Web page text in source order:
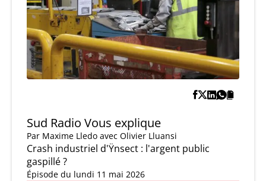
Sud Radio Vous explique
Par Maxime Lledo avec Olivier Lluansi
Crash industriel d'Ÿnsect : l'argent public
gaspillé ?
Épisode du lundi 11 mai 2026